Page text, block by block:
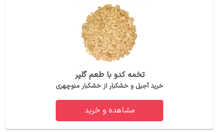
تخمه کدو با طعم گلپر
خرید آجیل و خشکبار از خشکبار منوچهری
مشاهده و خرید